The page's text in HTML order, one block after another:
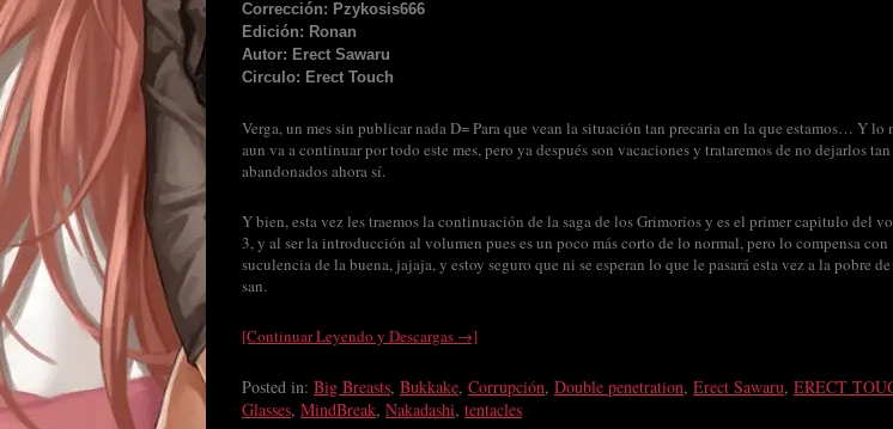
Corrección: Pzykosis666
Edición: Ronan
Autor: Erect Sawaru
Circulo: Erect Touch
Verga, un mes sin publicar nada D= Para que vean la situación tan precaria en la que estamos… Y lo
aun va a continuar por todo este mes, pero ya después son vacaciones y trataremos de no dejarlos tan
abandonados ahora sí.
Y bien, esta vez les traemos la continuación de la saga de los Grimorios y es el primer capitulo del
3, y al ser la introducción al volumen pues es un poco más corto de lo normal, pero lo compensa con
suculencia de la buena, jajaja, y estoy seguro que ni se esperan lo que le pasará esta vez a la pobre
san.
[Continuar Leyendo y Descargas →]
Posted in: Big Breasts, Bukkake, Corrupción, Double penetration, Erect Sawaru, ERECT
Glasses, MindBreak, Nakadashi, tentacles